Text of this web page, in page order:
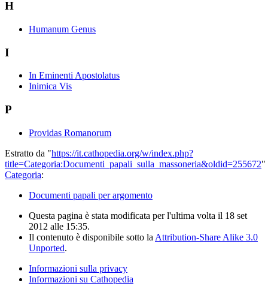
H
Humanum Genus
I
In Eminenti Apostolatus
Inimica Vis
P
Providas Romanorum
Estratto da "https://it.cathopedia.org/w/index.php?
title=Categoria:Documenti_papali_sulla_massoneria&oldid=255672"
Categoria:
Documenti papali per argomento
Questa pagina è stata modificata per l'ultima volta il 18 set
2012 alle 15:35.
Il contenuto è disponibile sotto la Attribution-Share Alike 3.0
Unported.
Informazioni sulla privacy
Informazioni su Cathopedia